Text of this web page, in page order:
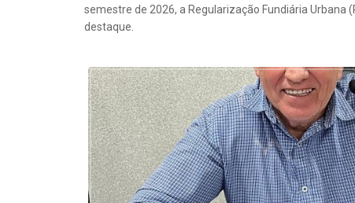
semestre de 2026, a Regularização Fundiária Urbana
destaque.